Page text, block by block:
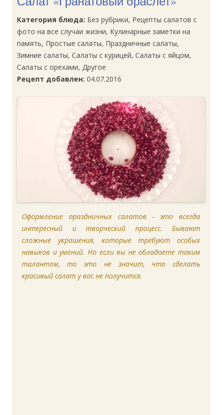
Категория блюда: Без рубрики, Рецепты салатов с
фото на все случаи жизни, Кулинарные заметки на
память, Простые салаты, Праздничные салаты,
Зимние салаты, Салаты с курицей, Салаты с яйцом,
Салаты с орехами, Другое
Рецепт добавлен: 04.07.2016
Оформление праздничных салатов - это всегда
интересный и творческий процесс. Бывают
сложные украшения, которые требуют особых
навыков и умений. Но если вы не обладаете таким
талантом, то это не значит, что сделать
красивый салат у вас не получится.